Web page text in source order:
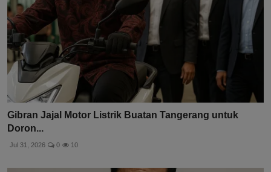
Gibran Jajal Motor Listrik Buatan Tangerang untuk
Doron...
Jul 31, 2026 0 10